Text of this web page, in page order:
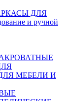
ДЛЯ
и ручной
КРОВАТНЫЕ
МЕБЕЛИ И